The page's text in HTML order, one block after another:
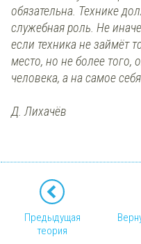
обязательна. Технике
служебная роль. Не
если техника не займёт
место, но не более того,
человека, а на самое себя.
Д. Лихачёв
Предыдущая
теория